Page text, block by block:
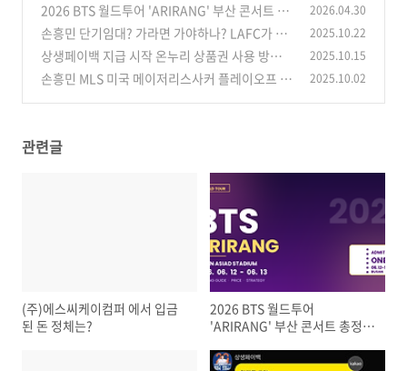
2026 BTS 월드투어 'ARIRANG' 부산 콘서트 총
정리 – 일정·가격·티켓팅 저렴한 숙소 찾는 방법
(0)
2026.04.30
손흥민 단기임대? 가라면 가야하나? LAFC가 단
독 결정할 수 있을까? 베컴 조항 조건 완벽 해설
(0)
2025.10.22
상생페이백 지급 시작 온누리 상품권 사용 방법
쿠폰 언제 어디서 확인?
(0)
2025.10.15
손흥민 MLS 미국 메이저리스사커 플레이오프 대
2025.10.02
관련글
(주)에스씨케이컴퍼 에서 입금
된 돈 정체는?
2026 BTS 월드투어
'ARIRANG' 부산 콘서트 총정리
소 찾는 방법